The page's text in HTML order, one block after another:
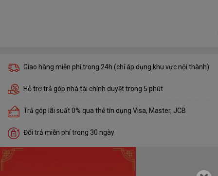
Giao hàng miễn phí trong 24h (chỉ áp dụng khu vực nội thành)
Hỗ trợ trả góp nhà tài chính duyệt trong 5 phút
Trả góp lãi suất 0% qua thẻ tín dụng Visa, Master, JCB
Đổi trả miễn phí trong 30 ngày